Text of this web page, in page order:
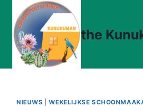
Doorgaan
naar
inhoud
the
NIEUWS |WEKELIJKSE